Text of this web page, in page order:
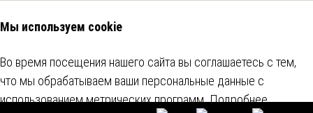
Мы используем cookie
Во время посещения нашего сайта вы соглашаетесь с тем,
что мы обрабатываем ваши персональные данные с
использованием метрических программ.Подробнее